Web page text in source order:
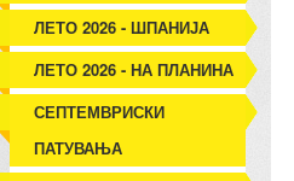
ЛЕТО 2026 - ШПАНИЈА
ЛЕТО 2026 - НА ПЛАНИНА
СЕПТЕМВРИСКИ
ПАТУВАЊА